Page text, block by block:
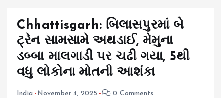
Chhattisgarh: બિલાસપુરમાં બે
ટ્રેન સામસામે અથડાઈ, મેમુના
ડબ્બા માલગાડી પર ચઢી ગયા, 5થી
વધુ લોકોના મોતની આશંકા
India November 4, 2025 0 Comments